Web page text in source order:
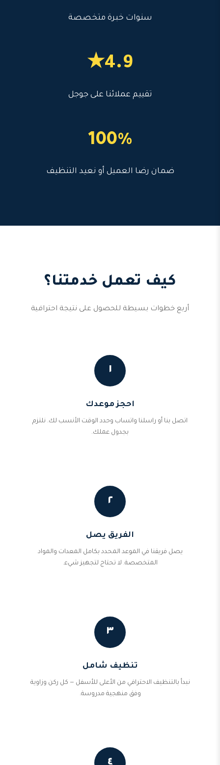
سنوات خبرة متخصصة
4.9★
تقييم عملائنا على جوجل
100%
ضمان رضا العميل أو نعيد التنظيف
كيف تعمل خدمتنا؟
أربع خطوات بسيطة للحصول على نتيجة احترافية
١
احجز موعدك
اتصل بنا أو راسلنا واتساب وحدد الوقت الأنسب لك. نلتزم
بجدول عملك.
٢
الفريق يصل
يصل فريقنا في الموعد المحدد بكامل المعدات والمواد
المتخصصة. لا تحتاج لتجهيز شيء.
٣
تنظيف شامل
نبدأ بالتنظيف الاحترافي من الأعلى للأسفل — كل ركن وزاوية
وفق منهجية مدروسة.